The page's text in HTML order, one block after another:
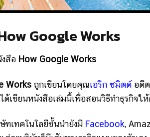
Google Works
สือ How Google Works
Works ถูกเขียนโดยคุณเอริก ชมิตด์อดีต
ด้เขียนหนังสือเล่มนี้เพื่อสอนวิธีทำธุรกิจใ
ทเทคโนโลยีชั้นนำยังมี Facebook,